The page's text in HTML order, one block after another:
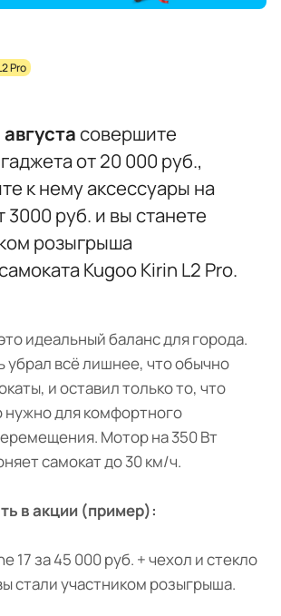
Pro
совершите
от 20 000 руб.,
к нему аксессуары на
3000 руб. и вы станете
розыгрыша
Kugoo Kirin L2 Pro.
идеальный баланс для города.
убрал всё лишнее, что обычно
и оставил только то, что
нужно для комфортного
Мотор на 350 Вт
самокат до 30 км/ч.
в акции (пример):
17 за 45 000 руб. + чехол и стекло
стали участником розыгрыша.